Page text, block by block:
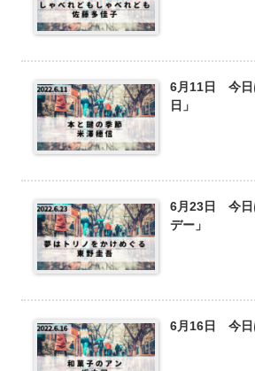
6月11日 今日
日」
6月23日 今日
デー」
6月16日 今日